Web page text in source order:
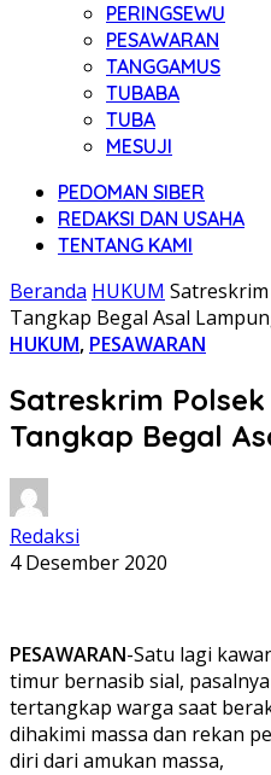
PERINGSEWU
PESAWARAN
TANGGAMUS
TUBABA
TUBA
MESUJI
PEDOMAN SIBER
REDAKSI DAN USAHA
TENTANG KAMI
Beranda HUKUM
Tangkap Begal Asal
HUKUM, PESAWARAN
Satreskrim
Tangkap Begal
Redaksi
4 Desember 2020
PESAWARAN-Satu lagi
timur bernasib sial,
tertangkap warga saat
dihakimi massa dan rekan
diri dari amukan massa,